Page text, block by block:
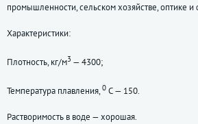
промышленности, сельском хозяйстве, оптике и
Характеристики:
Плотность, кг/м3 — 4300;
Температура плавления,0 С — 150.
Растворимость в воде — хорошая.